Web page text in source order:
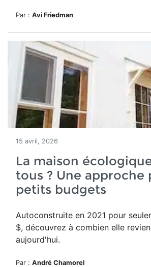
Par : Avi Friedman
15 avril, 2026
La maison
tous ? Une approche
petits budgets
Autoconstruite en 2021 pour
$, découvrez à combien elle
aujourd'hui.
Par : André Chamorel